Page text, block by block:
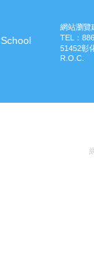
網站瀏覽
TEL：
51452彰
R.O.C.